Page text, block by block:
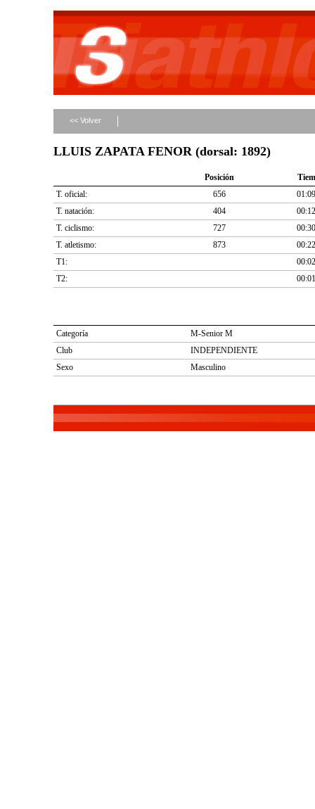
<< Volver
LLUIS ZAPATA FENOR (dorsal: 1892)
Posición
T. oficial:
656
T. natación:
404
T. ciclismo:
727
T. atletismo:
873
T1:
T2:
Categoría
M-Senior M
Club
INDEPENDIENTE
Sexo
Masculino